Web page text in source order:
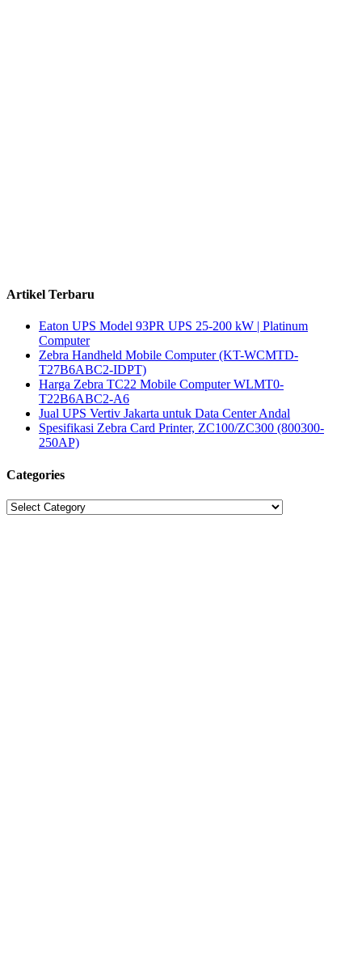
Artikel Terbaru
Eaton UPS Model 93PR UPS 25-200 kW | Platinum
Computer
Zebra Handheld Mobile Computer (KT-WCMTD-
T27B6ABC2-IDPT)
Harga Zebra TC22 Mobile Computer WLMT0-
T22B6ABC2-A6
Jual UPS Vertiv Jakarta untuk Data Center Andal
Spesifikasi Zebra Card Printer, ZC100/ZC300 (800300-
250AP)
Categories
Categories